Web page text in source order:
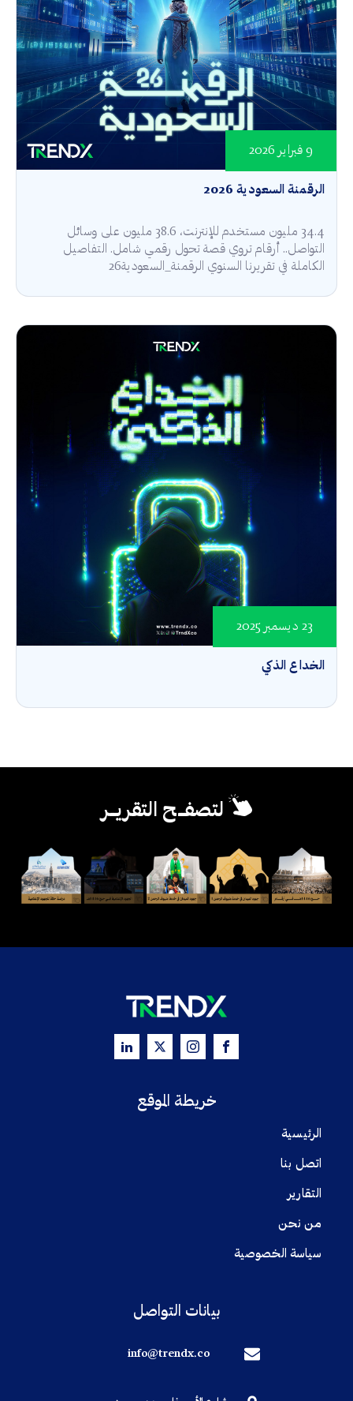
الرقمنة السعودية 2026
9 فبراير 2026
34.4 مليون مستخدم للإنترنت، 38.6 مليون على وسائل
التواصل.. أرقام تروي قصة تحول رقمي شامل. التفاصيل
الكاملة في تقريرنا السنوي الرقمنة_السعودية26
الخداع الذكي
23 ديسمبر 2025
لتصفــح التقريــر
خريطة الموقع
الرئيسية
اتصل بنا
التقارير
من نحن
سياسة الخصوصية
بيانات التواصل
info@trendx.co